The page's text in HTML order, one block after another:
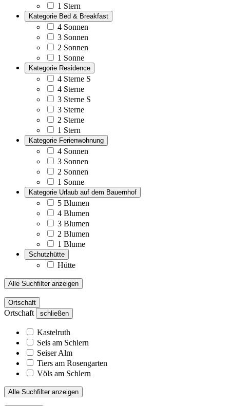
1 Stern
Kategorie Bed & Breakfast
4 Sonnen
3 Sonnen
2 Sonnen
1 Sonne
Kategorie Residence
4 Sterne S
4 Sterne
3 Sterne S
3 Sterne
2 Sterne
1 Stern
Kategorie Ferienwohnung
4 Sonnen
3 Sonnen
2 Sonnen
1 Sonne
Kategorie Urlaub auf dem Bauernhof
5 Blumen
4 Blumen
3 Blumen
2 Blumen
1 Blume
Schutzhütte
Hütte
Alle Suchfilter anzeigen
Ortschaft
Ortschaft schließen
Kastelruth
Seis am Schlern
Seiser Alm
Tiers am Rosengarten
Völs am Schlern
Alle Suchfilter anzeigen